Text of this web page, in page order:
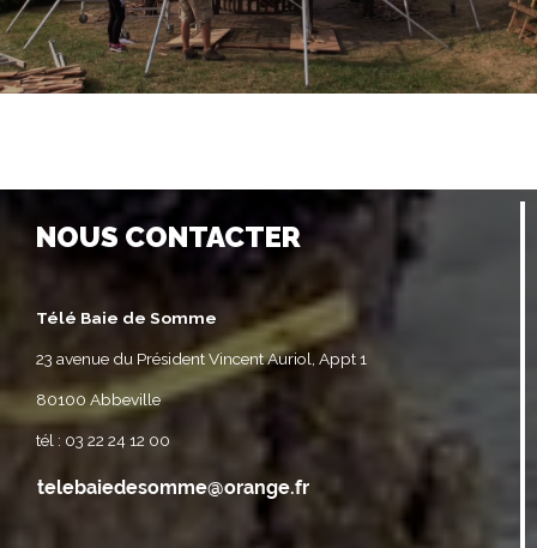
NOUS CONTACTER
Télé Baie de Somme
23 avenue du Président Vincent Auriol, Appt 1
80100 Abbeville
tél : 03 22 24 12 00